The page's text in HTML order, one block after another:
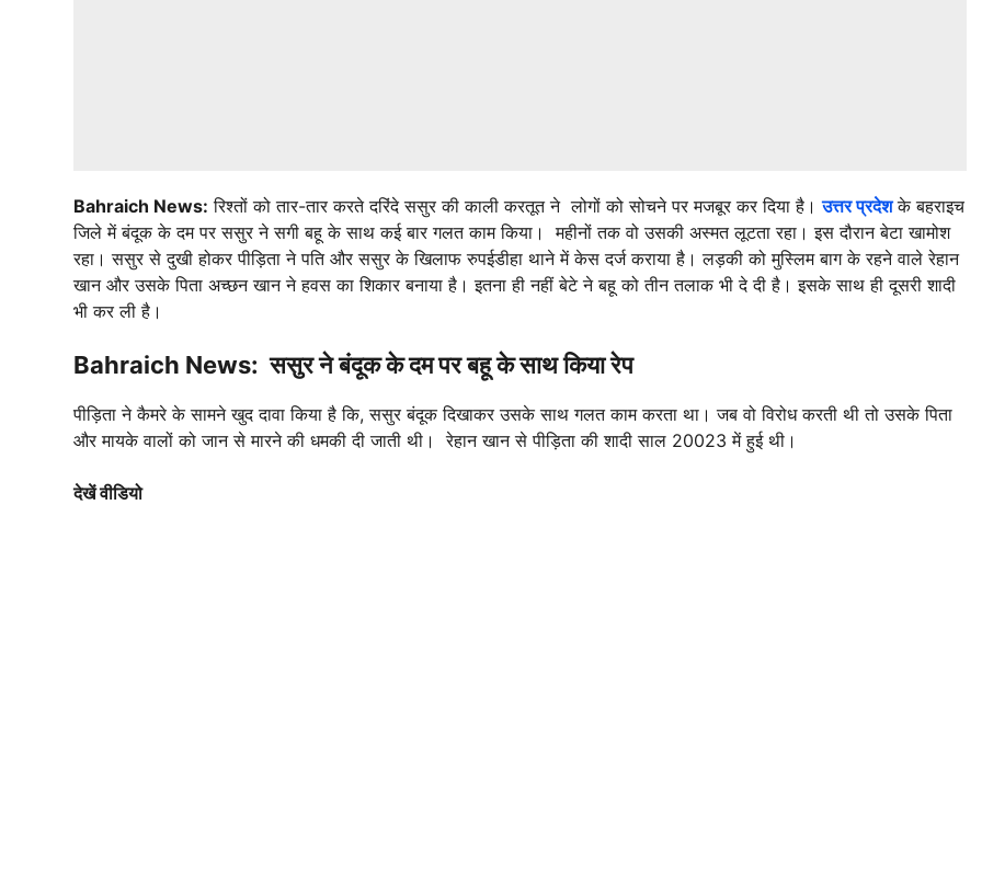
Bahraich News: रिश्तों को तार-तार करते दरिंदे ससुर की काली करतूत ने लोगों को सोचने पर मजबूर कर दिया है।उत्तर प्रदेशके बहराइच
जिले में बंदूक के दम पर ससुर ने सगी बहू के साथ कई बार गलत काम किया। महीनों तक वो उसकी अस्मत लूटता रहा। इस दौरान बेटा खामोश
रहा। ससुर से दुखी होकर पीड़िता ने पति और ससुर के खिलाफ रुपईडीहा थाने में केस दर्ज कराया है। लड़की को मुस्लिम बाग के रहने वाले रेहान
खान और उसके पिता अच्छन खान ने हवस का शिकार बनाया है। इतना ही नहीं बेटे ने बहू को तीन तलाक भी दे दी है। इसके साथ ही दूसरी शादी
भी कर ली है।
Bahraich News: ससुर ने बंदूक के दम पर बहू के साथ किया रेप
पीड़िता ने कैमरे के सामने खुद दावा किया है कि, ससुर बंदूक दिखाकर उसके साथ गलत काम करता था। जब वो विरोध करती थी तो उसके पिता
और मायके वालों को जान से मारने की धमकी दी जाती थी। रेहान खान से पीड़िता की शादी साल 20023 में हुई थी।
देखें वीडियो